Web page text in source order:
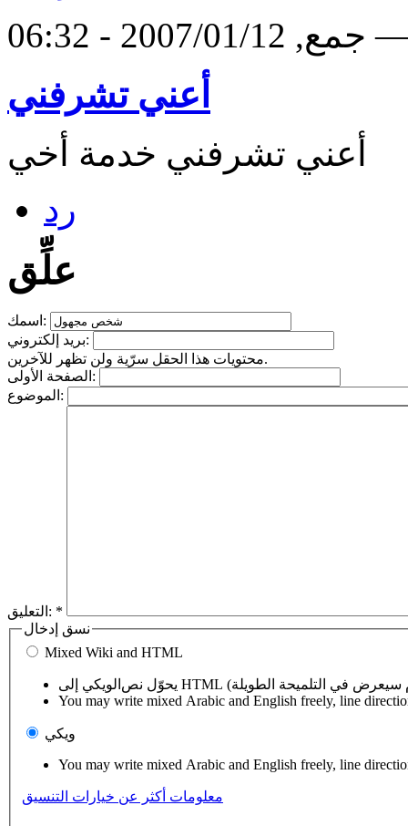
12 - 06:32 —
أعني تشرفني
أعني تشرفني خدمة أخي
رد
علِّق
اسمك:
بريد إلكتروني:
محتويات هذا الحقل سرّية ولن تظهر للآخرين.
الصفحة الأولى:
الموضوع:
التعليق: *
نسق إدخال
Mixed Wiki and HTML
You may write mixed Arabic and English freely, line
ويكي
You may write mixed Arabic and English freely, line
معلومات أكثر عن خيارات التنسيق